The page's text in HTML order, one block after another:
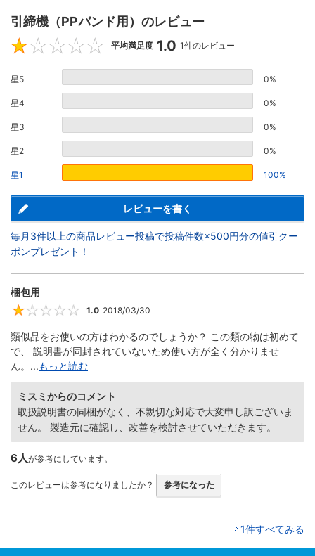
引締機（PPバンド用）のレビュー
1
平均満足度 1.0 1件のレビュー
星5 0%
星4 0%
星3 0%
星2 0%
星1 100%
レビューを書く
毎月3件以上の商品レビュー投稿で投稿件数×500円分の値引クー
ポンプレゼント！
梱包用
1
1.0 2018/03/30
類似品をお使いの方はわかるのでしょうか？ この類の物は初めて
で、 説明書が同封されていないため使い方が全く分かりませ
ん。...もっと読む
ミスミからのコメント
取扱説明書の同梱がなく、不親切な対応で大変申し訳ございま
せん。 製造元に確認し、改善を検討させていただきます。
6人が参考にしています。
このレビューは参考になりましたか？ 参考になった
1件すべてみる